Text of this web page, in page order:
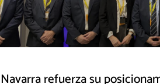
Navarra refuerza su